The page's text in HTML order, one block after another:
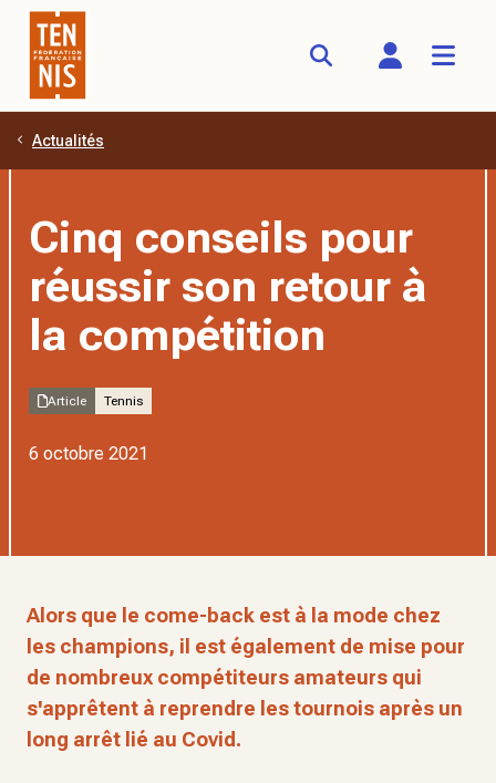
Aller au contenu principal
Actualités
Cinq conseils pour
réussir son retour à
la compétition
Article Tennis
6 octobre 2021
Alors que le come-back est à la mode chez
les champions, il est également de mise pour
de nombreux compétiteurs amateurs qui
s'apprêtent à reprendre les tournois après un
long arrêt lié au Covid.